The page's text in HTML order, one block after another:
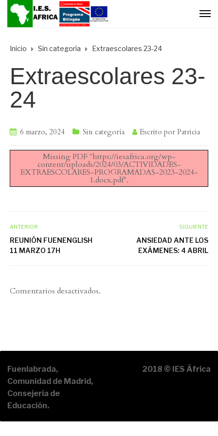
Inicio Sin categoría Extraescolares 23-24
Extraescolares 23-
24
6 marzo, 2024 Sin categoría Escrito por Patricia
Missing PDF "https://iesafrica.org/wp-
content/uploads/2024/03/ACTIVIDADES-
EXTRAESCOLARES-PROGRAMADAS-2023-2024-
1.docx.pdf".
ANTERIOR
REUNIÓN FUENENGLISH
11 MARZO 17H
SIGUIENTE
ANSIEDAD ANTE LOS
EXÁMENES: 4 ABRIL
Comentarios desactivados.
Fuenlabrada,
Comunidad de Madrid,
Consejería de
Educación.
2018 © IES África